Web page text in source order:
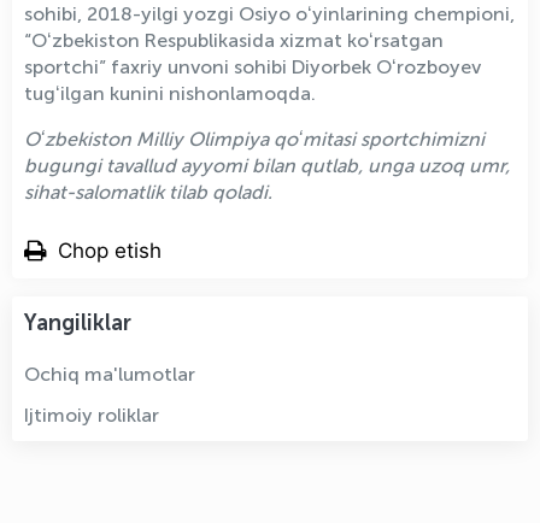
sohibi, 2018-yilgi yozgi Osiyo oʻyinlarining chempioni,
“Oʻzbekiston Respublikasida xizmat koʻrsatgan
sportchi” faxriy unvoni sohibi Diyorbek Oʻrozboyev
tugʻilgan kunini nishonlamoqda.
Oʻzbekiston Milliy Olimpiya qoʻmitasi sportchimizni
bugungi tavallud ayyomi bilan qutlab, unga uzoq umr,
sihat-salomatlik tilab qoladi.
Chop etish
Yangiliklar
Ochiq ma'lumotlar
Ijtimoiy roliklar